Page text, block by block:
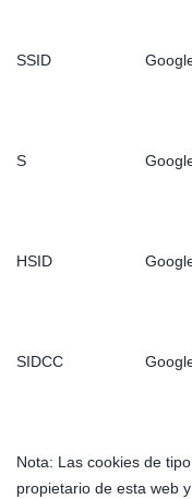
SSID
S
HSID
SIDCC
Nota: Las cookies de
propietario de esta web